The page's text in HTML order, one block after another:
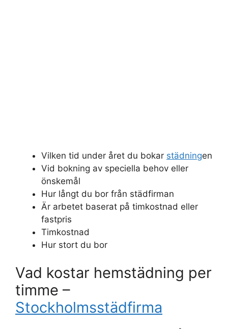
Vilken tid under året du bokar städningen
Vid bokning av speciella behov eller
önskemål
Hur långt du bor från städfirman
Är arbetet baserat på timkostnad eller
fastpris
Timkostnad
Hur stort du bor
Vad kostar hemstädning per
timme –
Stockholmsstädfirma